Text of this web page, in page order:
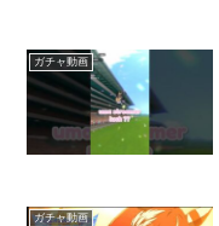
ガチャ動画
ガチャ動画